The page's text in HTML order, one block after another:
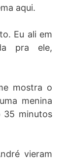
aqui.
Eu ali em
pra ele,
mostra o
menina
35 minutos
vieram